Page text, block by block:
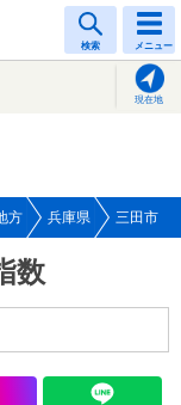
検索 メニュー
現在地
方 兵庫県 三田市
数